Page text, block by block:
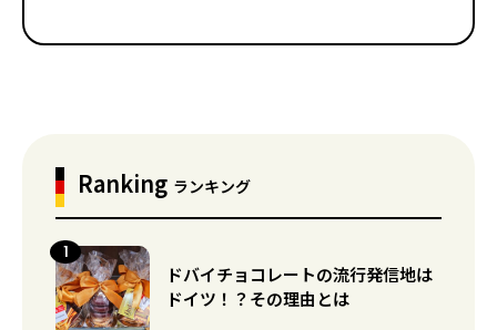
Ranking ランキング
ドバイチョコレートの流行発信地は
ドイツ！？その理由とは